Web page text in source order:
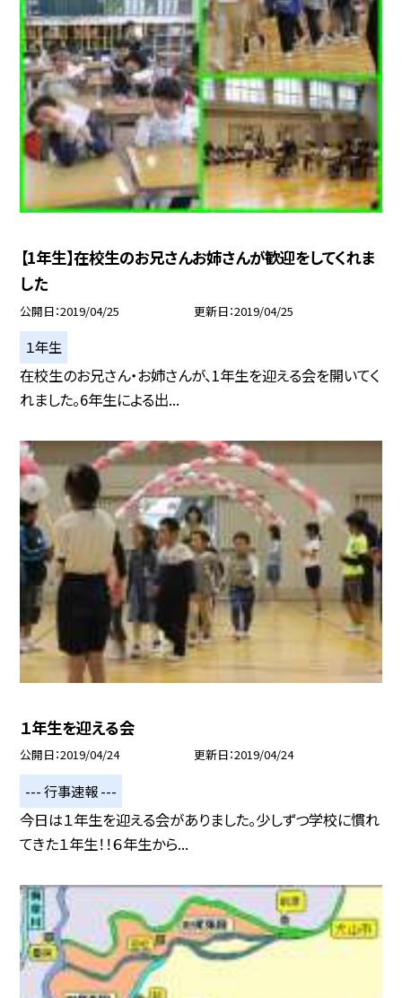
【1年生】在校生のお兄さんお姉さんが歓迎をしてくれま
した
公開日 2019/04/25 更新日 2019/04/25
１年生
在校生のお兄さん・お姉さんが、1年生を迎える会を開いてく
れました。6年生による出...
１年生を迎える会
公開日 2019/04/24 更新日 2019/04/24
--- 行事速報 ---
今日は１年生を迎える会がありました。少しずつ学校に慣れ
てきた１年生！！６年生から...